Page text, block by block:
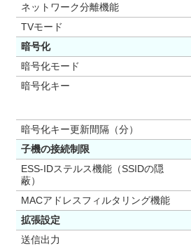
ネットワーク分離機能
TVモード
暗号化
暗号化モード
暗号化キー
暗号化キー更新間隔（分）
子機の接続制限
ESS-IDステルス機能（SSIDの隠
蔽）
MACアドレスフィルタリング機能
拡張設定
送信出力